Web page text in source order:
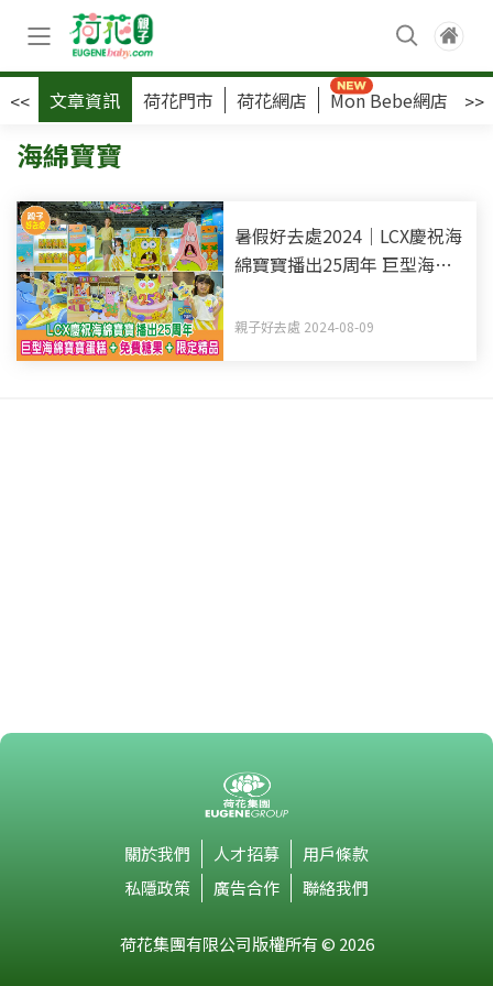
<< 文章資訊 荷花門市 荷花網店 Mon Bebe網店 >>
海綿寶寶
暑假好去處2024｜LCX慶祝海
綿寶寶播出25周年 巨型海綿
品
親子好去處 2024-08-09
關於我們 人才招募
用戶條款
私隱政策
廣告合作 聯絡我們
荷花集團有限公司版權所有 © 2026